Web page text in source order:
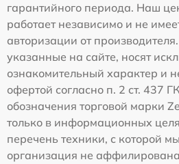
гарантийного периода. Наш
работает независимо и не
авторизации от
указанные на сайте, носят
ознакомительный характер и
офертой согласно п. 2 ст. 437
обозначения торговой марки
только в информационных
перечень техники, с которой
организация не